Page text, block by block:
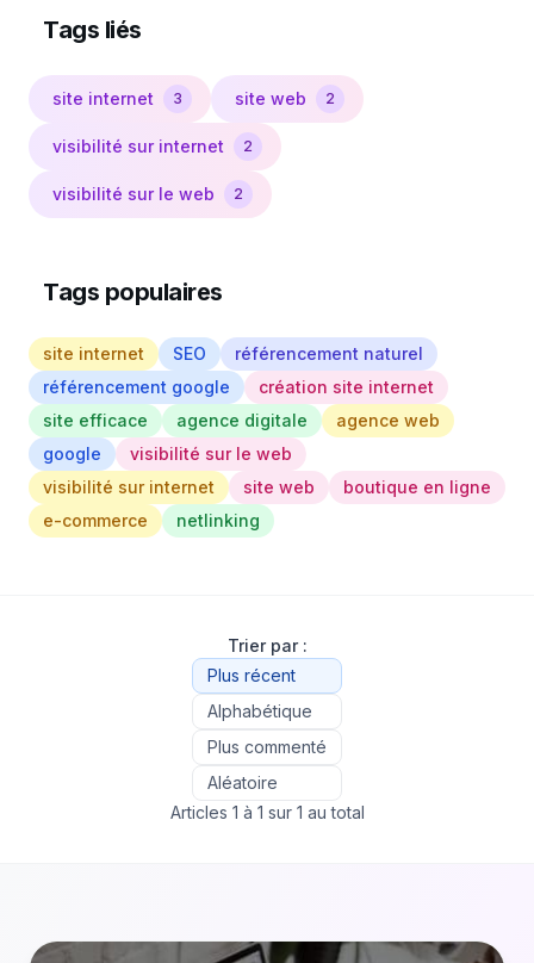
Tags liés
site internet 3 site web 2
visibilité sur internet 2
visibilité sur le web 2
Tags populaires
site internet SEO
référencement naturel
référencement google
création site internet
site efficace
agence digitale
agence web
google
visibilité sur le web
visibilité sur internet
site web
boutique en ligne
e-commerce
netlinking
Trier par :
Plus récent
Alphabétique
Plus commenté
Aléatoire
Articles 1 à 1 sur 1 au total